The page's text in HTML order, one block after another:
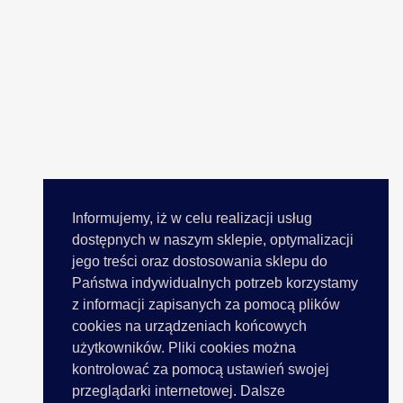
Informujemy, iż w celu realizacji usług
dostępnych w naszym sklepie, optymalizacji
jego treści oraz dostosowania sklepu do
Państwa indywidualnych potrzeb korzystamy
z informacji zapisanych za pomocą plików
cookies na urządzeniach końcowych
użytkowników. Pliki cookies można
kontrolować za pomocą ustawień swojej
przeglądarki internetowej. Dalsze